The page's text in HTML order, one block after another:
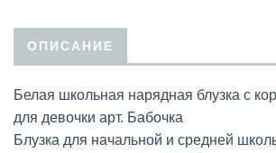
ОПИСАНИЕ
Белая школьная нарядная блузка с
для девочки арт. Бабочка
Блузка для начальной и средней